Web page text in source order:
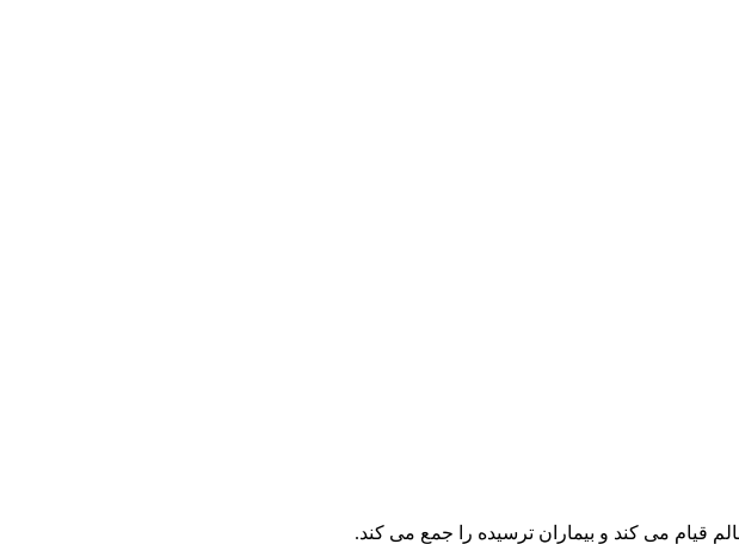
قیام می کند و بیماران ترسیده را جمع می کند.